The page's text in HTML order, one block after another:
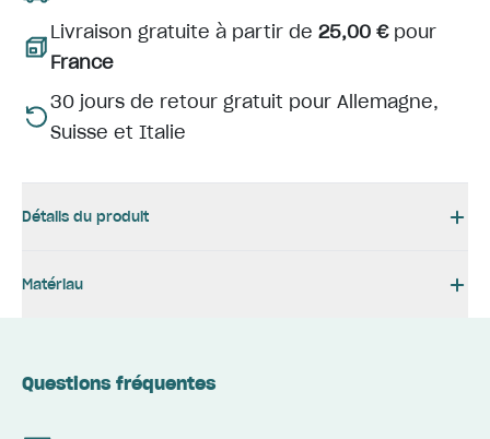
Livraison gratuite à partir de 25,00 €pour
France
30 jours de retour gratuit pour Allemagne,
Suisse et Italie
Détails du produit
Matériau
Questions fréquentes